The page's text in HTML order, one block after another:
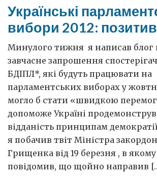
Українські
вибори 2012:
Минулого тижня я написав блог
завчасне запрошення
БДІПЛ*, які будуть працювати на
парламентських виборах у
могло б стати «швидкою
допоможе Україні
відданість принципам
я побачив твіт Міністра
Грищенка від 19 березня , в якому
повідомив, що щойно направив